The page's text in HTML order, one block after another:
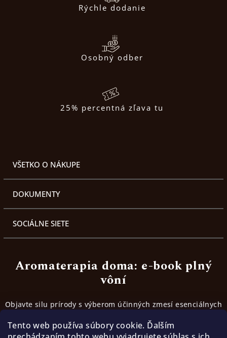
Tento web používa súbory cookie. Ďalším
Rýchle dodanie
Osobný odber
25% percentná zľava tu
VŠETKO O NÁKUPE
DOKUMENTY
SOCIÁLNE SIETE
Aromaterapia doma: e-book plný
vôní
Objavte silu prírody s výberom účinných zmesí esenciálnych